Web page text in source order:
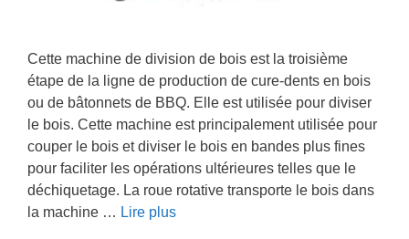
Cette machine de division de bois est la troisième
étape de la ligne de production de cure-dents en bois
ou de bâtonnets de BBQ. Elle est utilisée pour diviser
le bois. Cette machine est principalement utilisée pour
couper le bois et diviser le bois en bandes plus fines
pour faciliter les opérations ultérieures telles que le
déchiquetage. La roue rotative transporte le bois dans
la machine … Lire plus